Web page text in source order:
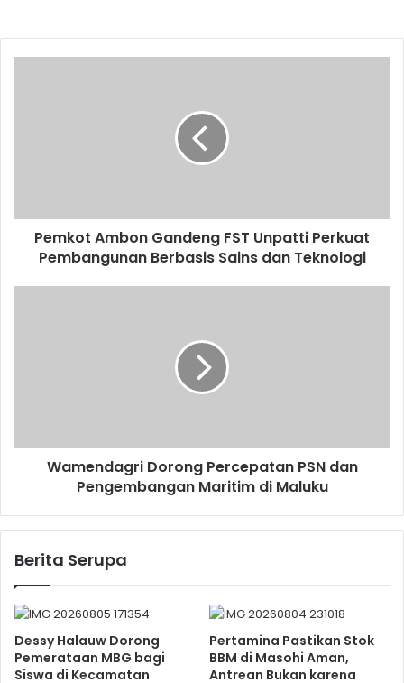
Pemkot Ambon Gandeng FST Unpatti Perkuat
Pembangunan Berbasis Sains dan Teknologi
Wamendagri Dorong Percepatan PSN dan
Pengembangan Maritim di Maluku
Berita Serupa
Dessy Halauw Dorong
Pemerataan MBG bagi
Siswa di Kecamatan
Pertamina Pastikan Stok
BBM di Masohi Aman,
Antrean Bukan karena